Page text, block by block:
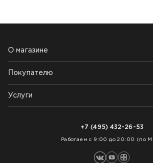
О магазине
Почему выбирают нас
Контакты
Блог
Покупателю
Возврат товара
Как заказать
Услуги
+7 (495) 432-26-53
Работаем с 9:00 до 20:00 (по